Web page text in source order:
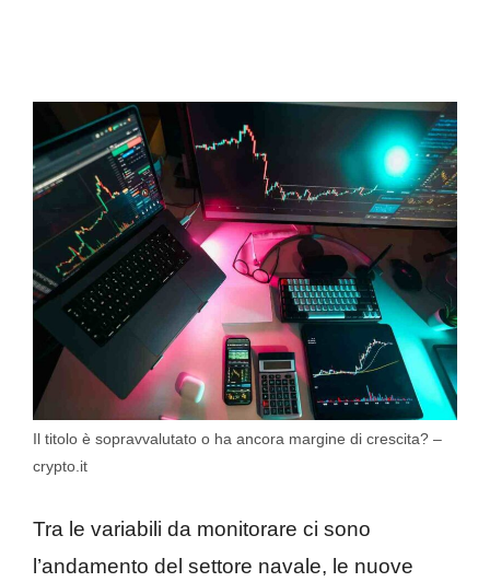
Il titolo è sopravvalutato o ha ancora margine di crescita? –
crypto.it
Tra le variabili da monitorare ci sono
l’andamento del settore navale, le nuove